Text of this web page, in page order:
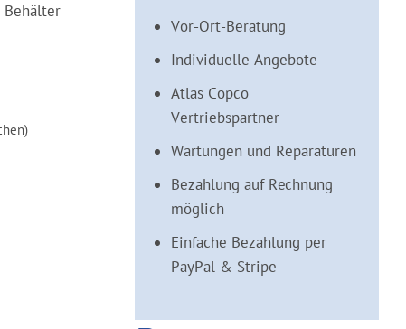
Vor-Ort-Beratung
Individuelle Angebote
Atlas Copco
Vertriebspartner
Wartungen und Reparaturen
Bezahlung auf Rechnung
möglich
Einfache Bezahlung per
PayPal & Stripe